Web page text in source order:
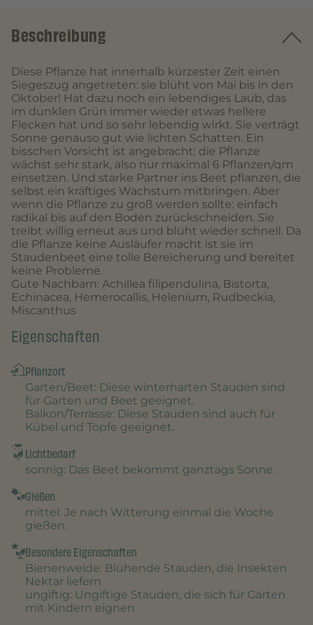
Beschreibung
Diese Pflanze hat innerhalb kürzester Zeit einen
Siegeszug angetreten: sie blüht von Mai bis in den
Oktober! Hat dazu noch ein lebendiges Laub, das
im dunklen Grün immer wieder etwas hellere
Flecken hat und so sehr lebendig wirkt. Sie verträgt
Sonne genauso gut wie lichten Schatten. Ein
bisschen Vorsicht ist angebracht: die Pflanze
wächst sehr stark, also nur maximal 6 Pflanzen/qm
einsetzen. Und starke Partner ins Beet pflanzen, die
selbst ein kräftiges Wachstum mitbringen. Aber
wenn die Pflanze zu groß werden sollte: einfach
radikal bis auf den Boden zurückschneiden. Sie
treibt willig erneut aus und blüht wieder schnell. Da
die Pflanze keine Ausläufer macht ist sie im
Staudenbeet eine tolle Bereicherung und bereitet
keine Probleme.
Gute Nachbarn: Achillea filipendulina, Bistorta,
Echinacea, Hemerocallis, Helenium, Rudbeckia,
Miscanthus
Eigenschaften
Pflanzort
Garten/Beet: Diese winterharten Stauden sind
für Garten und Beet geeignet.
Balkon/Terrasse: Diese Stauden sind auch für
Kübel und Töpfe geeignet.
Lichtbedarf
sonnig: Das Beet bekommt ganztags Sonne.
Gießen
mittel : Je nach Witterung einmal die Woche
gießen.
Besondere Eigenschaften
Bienenweide: Blühende Stauden, die Insekten
Nektar liefern
ungiftig: Ungiftige Stauden, die sich für Gärten
mit Kindern eignen